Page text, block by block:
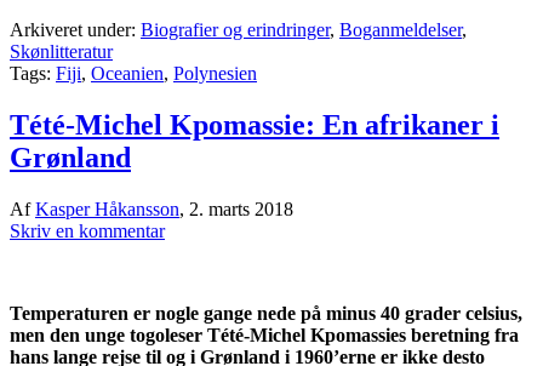
Arkiveret under: Biografier og erindringer, Boganmeldelser,
Skønlitteratur
Tags: Fiji, Oceanien, Polynesien
Tété-Michel Kpomassie: En afrikaner i
Grønland
AfKasper Håkansson, 2. marts 2018
Skriv en kommentar
Temperaturen er nogle gange nede på minus 40 grader celsius,
men den unge togoleser Tété-Michel Kpomassies beretning fra
hans lange rejse til og i Grønland i 1960’erne er ikke desto